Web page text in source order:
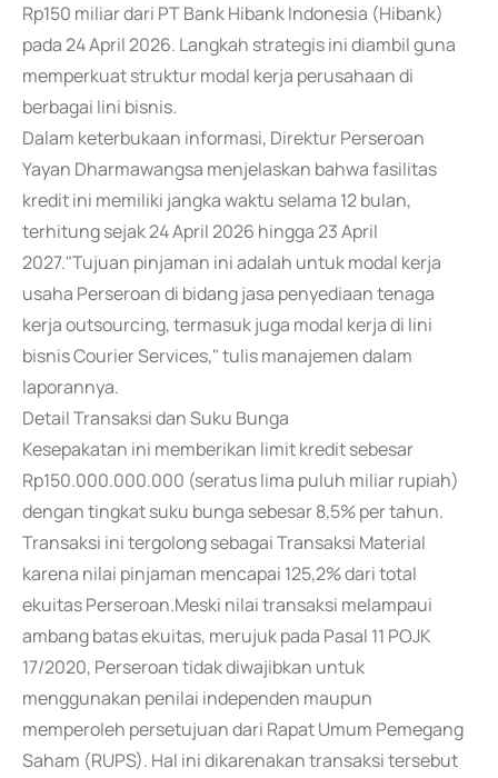
Rp150 miliar dari PT Bank Hibank Indonesia (Hibank)
pada 24 April 2026. Langkah strategis ini diambil guna
memperkuat struktur modal kerja perusahaan di
berbagai lini bisnis.
Dalam keterbukaan informasi, Direktur Perseroan
Yayan Dharmawangsa menjelaskan bahwa fasilitas
kredit ini memiliki jangka waktu selama 12 bulan,
terhitung sejak 24 April 2026 hingga 23 April
2027."Tujuan pinjaman ini adalah untuk modal kerja
usaha Perseroan di bidang jasa penyediaan tenaga
kerja outsourcing, termasuk juga modal kerja di lini
bisnis Courier Services," tulis manajemen dalam
laporannya.
Detail Transaksi dan Suku Bunga
Kesepakatan ini memberikan limit kredit sebesar
Rp150.000.000.000 (seratus lima puluh miliar rupiah)
dengan tingkat suku bunga sebesar 8,5% per tahun.
Transaksi ini tergolong sebagai Transaksi Material
karena nilai pinjaman mencapai 125,2% dari total
ekuitas Perseroan.Meski nilai transaksi melampaui
ambang batas ekuitas, merujuk pada Pasal 11 POJK
17/2020, Perseroan tidak diwajibkan untuk
menggunakan penilai independen maupun
memperoleh persetujuan dari Rapat Umum Pemegang
Saham (RUPS). Hal ini dikarenakan transaksi tersebut